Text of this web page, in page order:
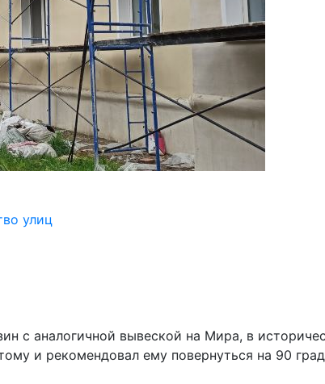
улиц
с аналогичной вывеской на Мира, в
и рекомендовал ему повернуться на 90